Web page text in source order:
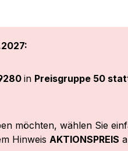
in Preisgruppe 50
möchten, wählen Sie
Hinweis AKTIONSPREIS